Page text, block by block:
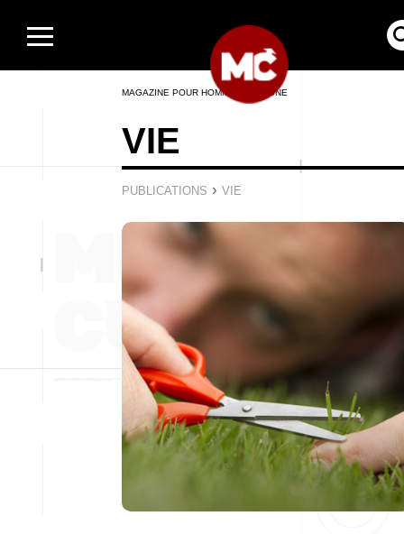
MAGAZINE POUR HOMMES EN LIGNE
VIE
PUBLICATIONS › VIE